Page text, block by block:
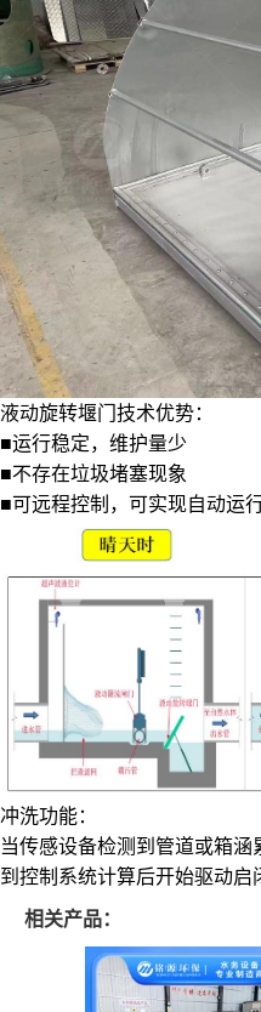
液动旋转堰门技术优势：
■运行稳定，维护量少
■不存在垃圾堵塞现象
■可远程控制，可实现自动运
冲洗功能：
当传感设备检测到管道或箱
到控制系统计算后开始驱动启
相关产品：